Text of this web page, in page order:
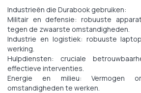
Industrieën die Durabook gebruiken:
Militair en defensie: robuuste
tegen de zwaarste omstandigheden.
Industrie en logistiek: robuuste
werking.
Hulpdiensten: cruciale
effectieve interventies.
Energie en milieu: Vermogen
omstandigheden te werken.